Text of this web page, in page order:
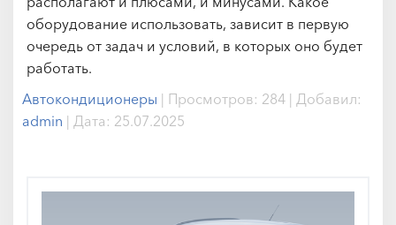
оборудование использовать, зависит в первую
очередь от задач и условий, в которых оно будет
работать.
Автокондиционеры | Просмотров: 284 | Добавил:
admin | Дата: 25.07.2025